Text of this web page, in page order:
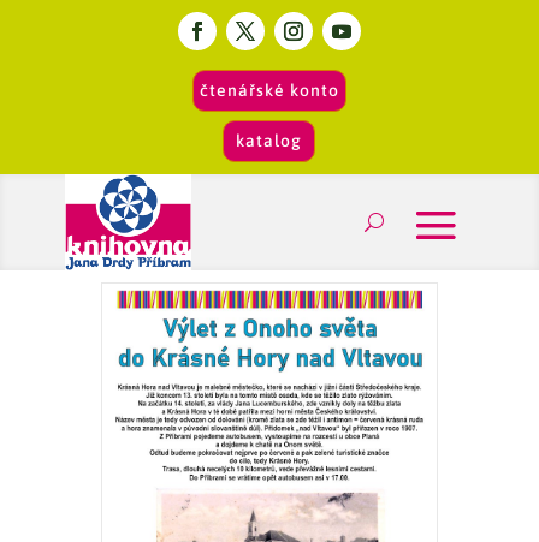
čtenářské konto
katalog